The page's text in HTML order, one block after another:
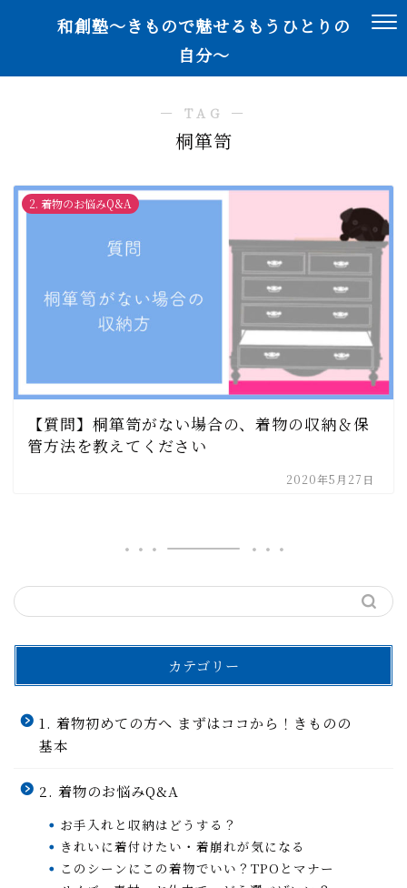
和創塾〜きもので魅せるもうひとりの
自分〜
― TAG ―
桐箪笥
2. 着物のお悩みQ&A
【質問】桐箪笥がない場合の、着物の収納＆保
管方法を教えてください
2020年5月27日
カテゴリー
1. 着物初めての方へ まずはココから！きものの
基本
2. 着物のお悩みQ&A
お手入れと収納はどうする？
きれいに着付けたい・着崩れが気になる
このシーンにこの着物でいい？TPOとマナー